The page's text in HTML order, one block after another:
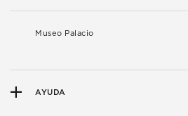
Museo Palacio
AYUDA